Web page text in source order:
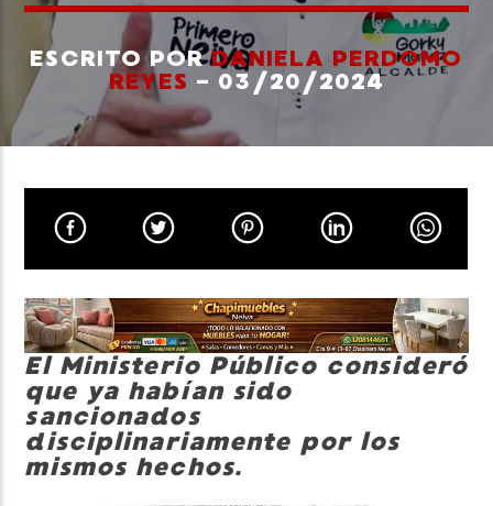
ESCRITO PORDANIELA PERDOMO
REYES - 03/20/2024
El Ministerio Público consideró
que ya habían sido
sancionados
disciplinariamente por los
mismos hechos.